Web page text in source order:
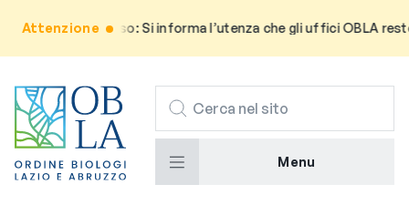
AttenzioneAvviso: Si informa l’utenza che gli uffici OBLA
CERCA
Menu